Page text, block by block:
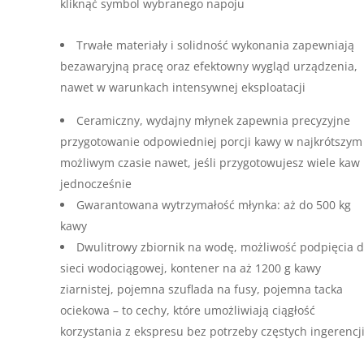
kliknąć symbol wybranego napoju
Trwałe materiały i solidność wykonania zapewniają
bezawaryjną pracę oraz efektowny wygląd urządzenia,
nawet w warunkach intensywnej eksploatacji
Ceramiczny, wydajny młynek zapewnia precyzyjne
przygotowanie odpowiedniej porcji kawy w najkrótszym
możliwym czasie nawet, jeśli przygotowujesz wiele kaw
jednocześnie
Gwarantowana wytrzymałość młynka: aż do 500 kg
kawy
Dwulitrowy zbiornik na wodę, możliwość podpięcia
sieci wodociągowej, kontener na aż 1200 g kawy
ziarnistej, pojemna szuflada na fusy, pojemna tacka
ociekowa – to cechy, które umożliwiają ciągłość
korzystania z ekspresu bez potrzeby częstych ingerencji